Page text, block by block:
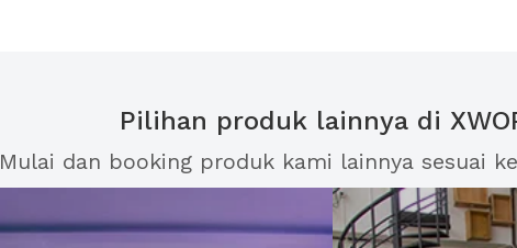
Pilihan produk lainnya di
Mulai dan booking produk kami lainnya sesuai